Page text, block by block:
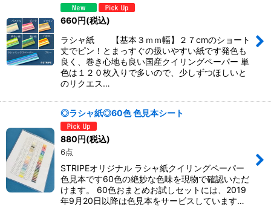
660円(税込)
ラシャ紙 【基本３ｍｍ幅】２７cmのショート
丈でピン！とまっすぐの扱いやすい紙です発色も
良く、巻き心地も良い国産クイリングペーパー 単
色は１２０枚入りで多いので、少しずつほしいと
のリクエス…
◎ラシャ紙◎60色 色見本シート
880円(税込)
6点
STRIPEオリジナル ラシャ紙クイリングペーパー
色見本です60色の絶妙な色味を現物で確認いただ
けます。 60色おまとめお試しセットには、2019
年9月20日以降は色見本をサービスしています…